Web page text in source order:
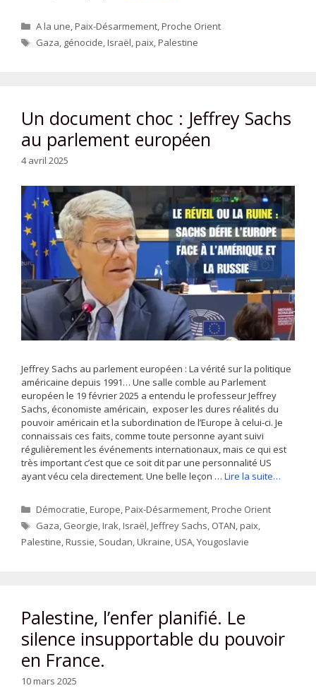
Catégories
A la une,Paix-Désarmement,Proche Orient
Étiquettes
Gaza, génocide,Israël,paix,Palestine
Un document choc : Jeffrey Sachs
au parlement européen
4 avril 2025
Jeffrey Sachs au parlement européen : La vérité sur la politique
américaine depuis 1991… Une salle comble au Parlement
européen le 19 février 2025 a entendu le professeur Jeffrey
Sachs, économiste américain, exposer les dures réalités du
pouvoir américain et la subordination de l’Europe à celui-ci. Je
connaissais ces faits, comme toute personne ayant suivi
régulièrement les événements internationaux, mais ce qui est
très important c’est que ce soit dit par une personnalité US
ayant vécu cela directement. Une belle leçon … Lire la suite…
Catégories
Démocratie Europe Paix-Désarmement, Proche Orient
Étiquettes
Gaza Georgie Irak Israël Jeffrey Sachs OTAN paix
Palestine Russie Soudan Ukraine USA Yougoslavie
Palestine, l’enfer planifié. Le
silence insupportable du pouvoir
en France.
10 mars 2025